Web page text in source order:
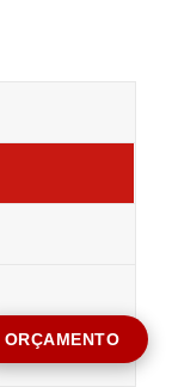
ORÇAMENTO